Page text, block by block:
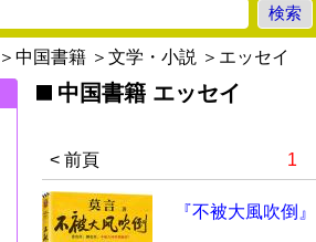
＞ 中国書籍 ＞ 文学・小説 ＞ エッセイ
中国書籍 エッセイ
< 前頁 1
『不被大風吹倒』